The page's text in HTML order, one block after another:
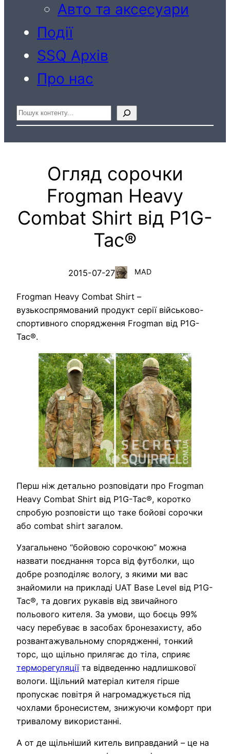
Авто та аксесуари
Події
SSQ Архів
Про нас
Пошук
Огляд сорочки
Frogman Heavy
Combat Shirt від P1G-
Tac®
2015-07-27 MAD
Frogman Heavy Combat Shirt –
вузькоспрямований продукт серії військово-
спортивного спорядження Frogman від P1G-
Tac®.
Перш ніж детально розповідати про Frogman
Heavy Combat Shirt від P1G-Tac®, коротко
спробую розповісти що таке бойові сорочки
або combat shirt загалом.
Узагальнено “бойовою сорочкою” можна
назвати поєднання торса від футболки, що
добре розподіляє вологу, з якими ми вас
знайомили на прикладі UAT Base Level від P1G-
Tac®, та довгих рукавів від звичайного
польового кителя. За умови, що боєць 99%
часу перебуває в засобах бронезахисту, або
розвантажувальному спорядженні, тонкий
торс, що щільно прилягає до тіла, сприяє
терморегуляціїта відведенню надлишкової
вологи. Щільний матеріал кителя гірше
пропускає повітря й нагромаджується під
чохлами бронесистем, знижуючи комфорт при
тривалому використанні.
А от де щільніший китель виправданий – це на